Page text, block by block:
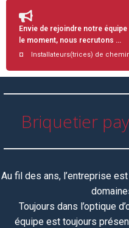
Envie de rejoindre notre
le moment, nous recrutons …
¤ Installateurs(trices) de
Briquetier
Au fil des ans, l’entreprise
Toujours dans l’optique
équipe est toujours